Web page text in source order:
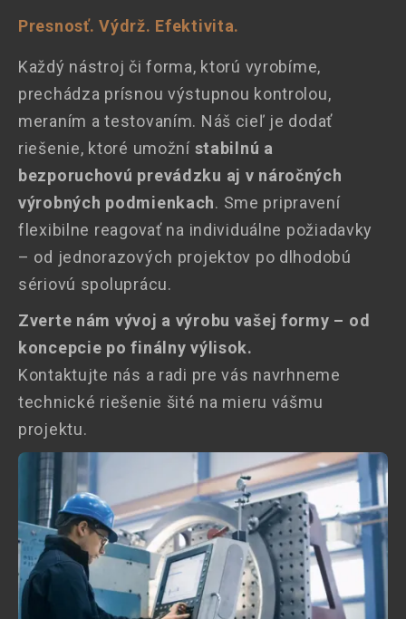
Presnosť. Výdrž. Efektivita.
Každý nástroj či forma, ktorú vyrobíme,
prechádza prísnou výstupnou kontrolou,
meraním a testovaním. Náš cieľ je dodať
riešenie, ktoré umožní stabilnú a
bezporuchovú prevádzku aj v náročných
výrobných podmienkach. Sme pripravení
flexibilne reagovať na individuálne požiadavky
– od jednorazových projektov po dlhodobú
sériovú spoluprácu.
Zverte nám vývoj a výrobu vašej formy – od
koncepcie po finálny výlisok.
Kontaktujte nás a radi pre vás navrhneme
technické riešenie šité na mieru vášmu
projektu.